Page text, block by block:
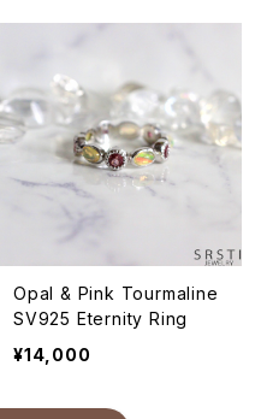
Opal & Pink Tourmaline
SV925 Eternity Ring
¥14,000